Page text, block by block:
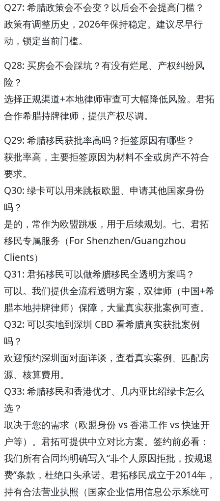
Q27: 希腊政策会不会变？以后会不会提高门槛？
政策有调整历史，2026年保持稳定。建议尽早行
动，锁定当前门槛。
Q28: 买房会不会踩坑？有没有烂尾、产权纠纷风
险？
选择正规渠道+本地律师审查可大幅降低风险。君拓
合作希腊持牌律师，提供产权尽调。
Q29: 希腊移民获批率高吗？拒签原因有哪些？
获批率高，主要拒签原因为材料不全或房产不符合
要求。
Q30: 绿卡可以用来跳板欧盟、申请其他国家身份
吗？
是的，常作为欧盟跳板，用于后续规划。 七、君拓
移民专属服务（For Shenzhen/Guangzhou
Clients）
Q31: 君拓移民可以做希腊移民全透明方案吗？
可以。我们提供全流程透明方案，双律师（中国+希
腊本地持牌律师）保障，大量真实获批案例可查。
Q32: 可以实地到深圳 CBD 看希腊真实获批案例
吗？
欢迎预约深圳面对面详谈，查看真实案例、匹配房
源、核算费用。
Q33: 希腊移民和香港优才、几内亚比绍绿卡怎么
选？
取决于您的需求（欧盟身份 vs 香港工作 vs 快速开
户等）。君拓可提供中立对比方案。 签约前必看 ：
我们所有合同均明确写入“非个人原因拒批，按规退
费”条款，杜绝口头承诺。君拓移民成立于2014年，
持有合法营业执照（国家企业信用信息公示系统可